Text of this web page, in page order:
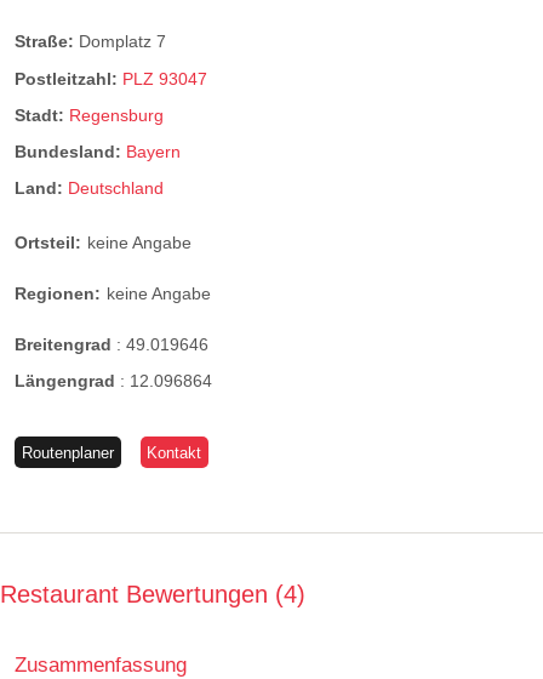
Straße: Domplatz 7
Postleitzahl: PLZ 93047
Stadt: Regensburg
Bundesland: Bayern
Land: Deutschland
Ortsteil: keine Angabe
Regionen: keine Angabe
Breitengrad : 49.019646
Längengrad : 12.096864
Routenplaner Kontakt
Restaurant Bewertungen 4
Zusammenfassung